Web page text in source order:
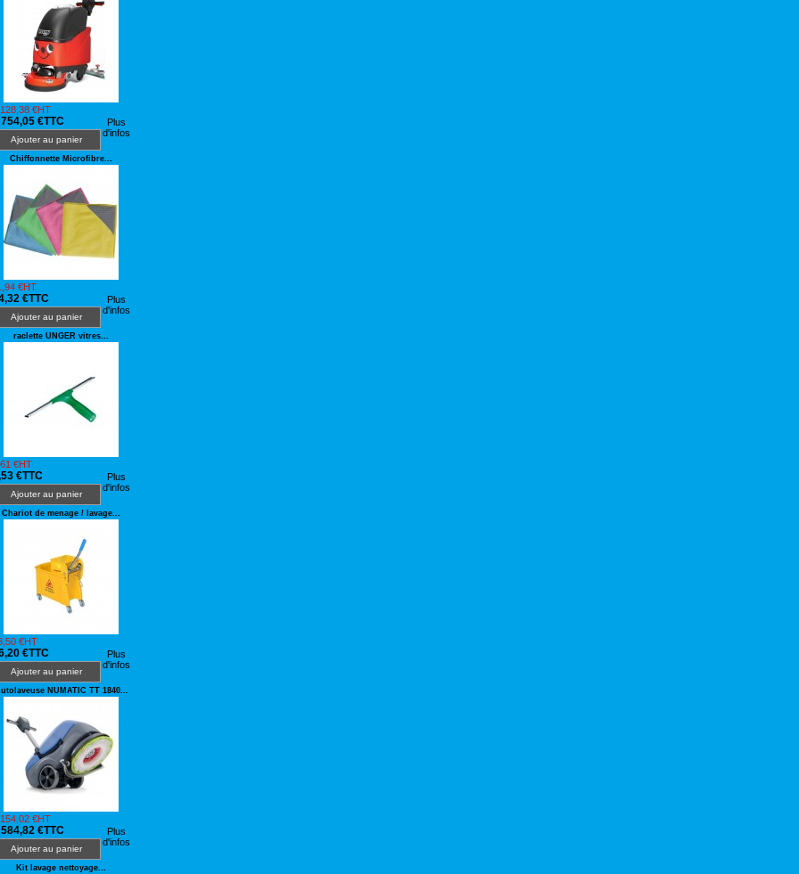
€HT
€TTC
Plus
d'infos
Ajouter au panier
Chiffonnette Microfibre...
€HT
€TTC
Plus
d'infos
Ajouter au panier
raclette UNGER vitres...
€HT
€TTC
Plus
d'infos
Ajouter au panier
Chariot de menage / lavage...
€HT
€TTC
Plus
d'infos
Ajouter au panier
NUMATIC TT 1840...
€HT
€TTC
Plus
d'infos
Ajouter au panier
Kit lavage nettoyage...